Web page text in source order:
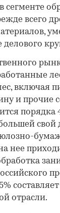
сегменте
всего
включая
и прочие
порядка
свой
нее
отрасли.